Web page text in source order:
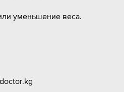
уменьшение веса.